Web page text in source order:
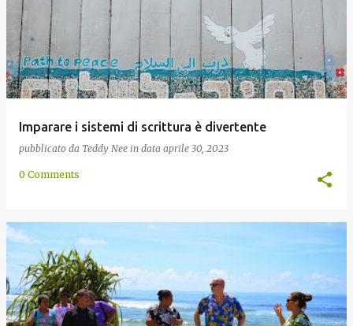
Imparare i sistemi di scrittura è divertente
pubblicato da Teddy Nee in data aprile 30, 2023
0 Comments